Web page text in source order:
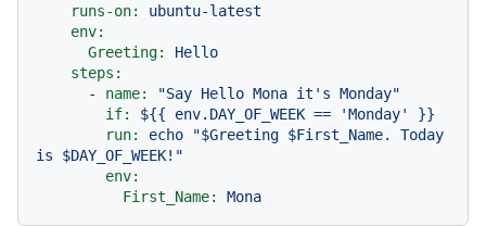
runs-on:
ubuntu-latest
env:
Greeting:
Hello
steps:
-
name:
"Say Hello Mona it's Monday"
if:
${{ env.DAY_OF_WEEK == 'Monday'
}}
run:
echo
"$Greeting $First_Name. Today
is $DAY_OF_WEEK!"
env:
First_Name:
Mona